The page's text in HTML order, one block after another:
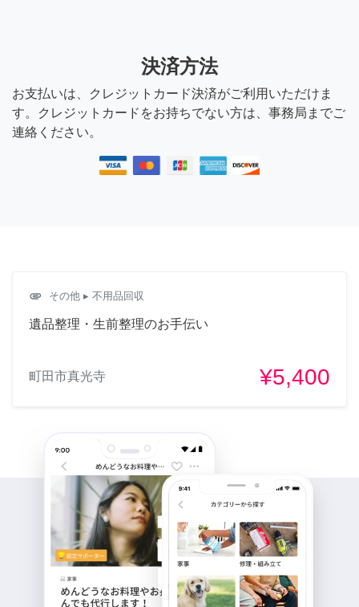
決済方法
お支払いは、クレジットカード決済がご利用いただけま
す。クレジットカードをお持ちでない方は、事務局までご
連絡ください。
attachment その他 ▸ 不用品回収
遺品整理・生前整理のお手伝い
町田市真光寺 ¥5,400